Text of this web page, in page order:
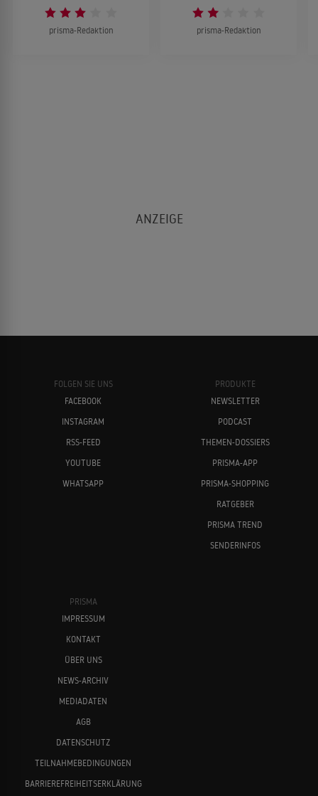
prisma-Redaktion prisma-Redaktion
FOLGEN SIE UNS
FACEBOOK
INSTAGRAM
RSS-FEED
YOUTUBE
WHATSAPP
PRODUKTE
NEWSLETTER
PODCAST
THEMEN-DOSSIERS
PRISMA-APP
PRISMA-SHOPPING
RATGEBER
PRISMA TREND
SENDERINFOS
PRISMA
IMPRESSUM
KONTAKT
ÜBER UNS
NEWS-ARCHIV
MEDIADATEN
AGB
DATENSCHUTZ
TEILNAHMEBEDINGUNGEN
BARRIEREFREIHEITSERKLÄRUNG